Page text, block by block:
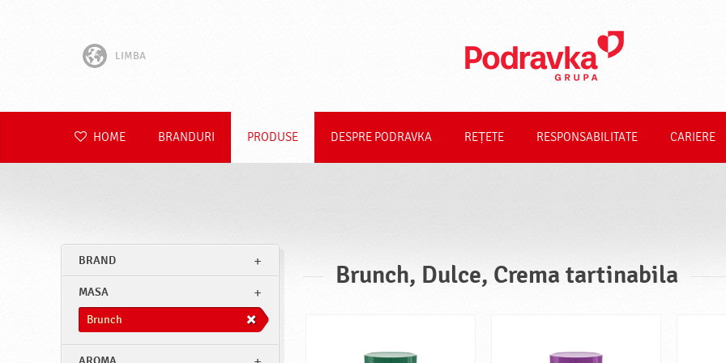
LIMBA
Hrvatski
Polski
Deutsch
HOME BRANDURI PRODUSE DESPRE PODRAVKA REȚETE RESPONSABILITATE CARIERE
BRAND
MASA
Brunch
Brunch, Dulce, Crema tartinabila